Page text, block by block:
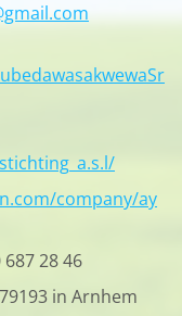
company/ay
28 46
in Arnhem